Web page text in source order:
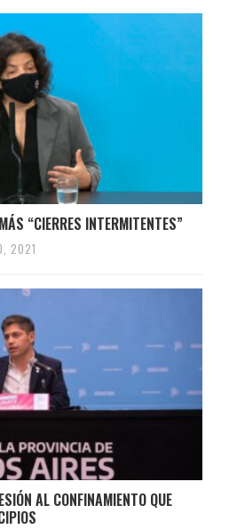
“CIERRES INTERMITENTES”
2021
AL CONFINAMIENTO QUE